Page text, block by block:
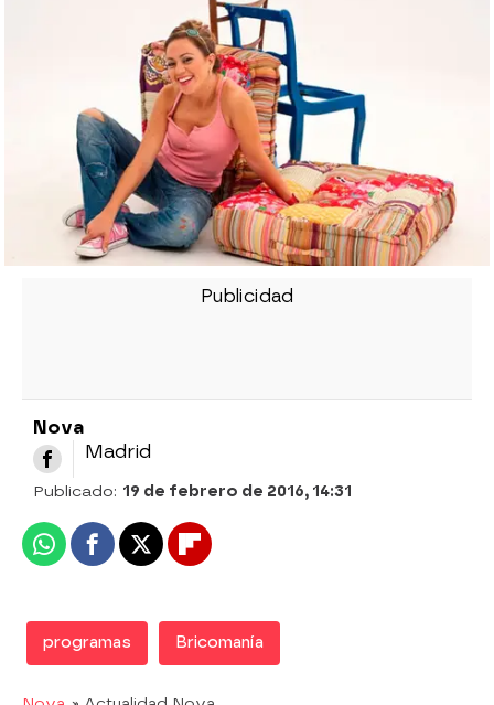
Nova
Madrid
Publicado: 19 de febrero de 2016, 14:31
WhatsappFacebook
X Flipboard
programas Bricomanía